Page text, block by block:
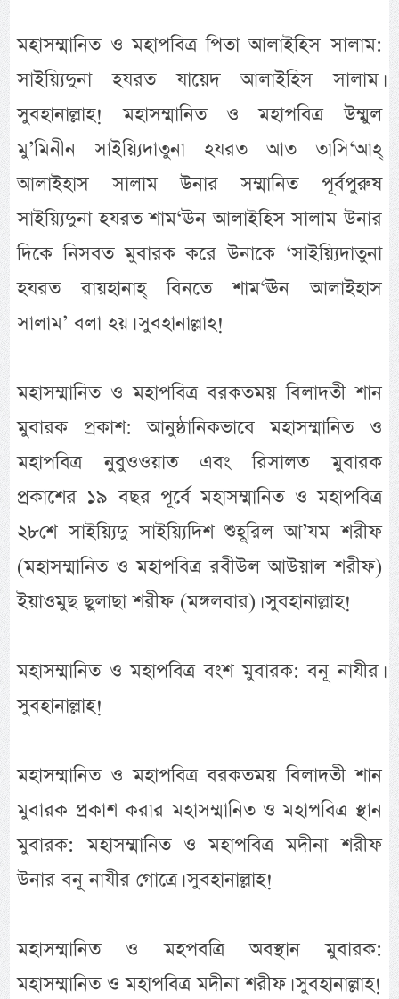
মহাসম্মানিত ও মহাপবিত্র পিতা আলাইহিস সালাম:
সাইয়্যিদুনা হযরত যায়েদ আলাইহিস সালাম।
সুবহানাল্লাহ! মহাসম্মানিত ও মহাপবিত্র উম্মুল
মু’মিনীন সাইয়্যিদাতুনা হযরত আত তাসি‘আহ্
আলাইহাস সালাম উনার সম্মানিত পূর্বপুরুষ
সাইয়্যিদুনা হযরত শাম‘ঊন আলাইহিস সালাম উনার
দিকে নিসবত মুবারক করে উনাকে ‘সাইয়্যিদাতুনা
হযরত রায়হানাহ্ বিনতে শাম‘ঊন আলাইহাস
সালাম’ বলা হয়। সুবহানাল্লাহ!
মহাসম্মানিত ও মহাপবিত্র বরকতময় বিলাদতী শান
মুবারক প্রকাশ: আনুষ্ঠানিকভাবে মহাসম্মানিত ও
মহাপবিত্র নুবুওওয়াত এবং রিসালত মুবারক
প্রকাশের ১৯ বছর পূর্বে মহাসম্মানিত ও মহাপবিত্র
২৮শে সাইয়্যিদু সাইয়্যিদিশ শুহূরিল আ’যম শরীফ
(মহাসম্মানিত ও মহাপবিত্র রবীউল আউয়াল শরীফ)
ইয়াওমুছ ছুলাছা শরীফ (মঙ্গলবার)। সুবহানাল্লাহ!
মহাসম্মানিত ও মহাপবিত্র বংশ মুবারক: বনূ নাযীর।
সুবহানাল্লাহ!
মহাসম্মানিত ও মহাপবিত্র বরকতময় বিলাদতী শান
মুবারক প্রকাশ করার মহাসম্মানিত ও মহাপবিত্র স্থান
মুবারক: মহাসম্মানিত ও মহাপবিত্র মদীনা শরীফ
উনার বনূ নাযীর গোত্রে। সুবহানাল্লাহ!
মহাসম্মানিত ও মহপবত্রি অবস্থান মুবারক:
মহাসম্মানিত ও মহাপবিত্র মদীনা শরীফ। সুবহানাল্লাহ!